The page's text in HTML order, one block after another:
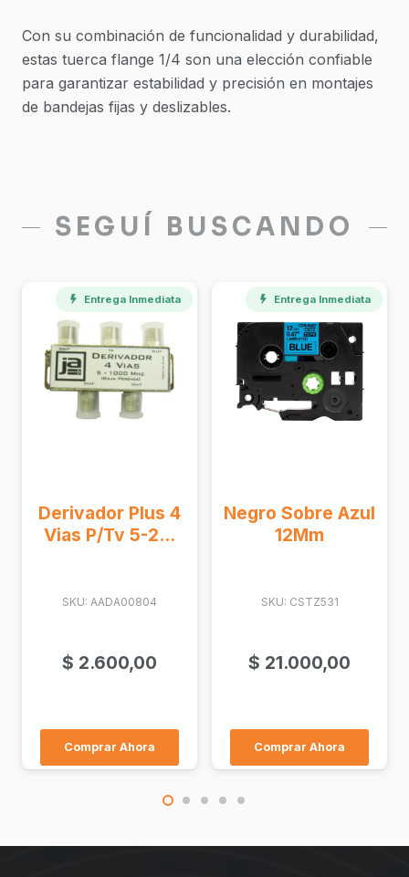
Con su combinación de funcionalidad y durabilidad,
estas tuerca flange 1/4 son una elección confiable
para garantizar estabilidad y precisión en montajes
de bandejas fijas y deslizables.
SEGUÍ BUSCANDO
Entrega Inmediata
Negro Sobre Azul
12Mm
SKU: CSTZ531
$21.000,00
Comprar Ahora
Disponible
Ongrid 5Kw 3F
SKU: PC-SUN-5K-G06P3-EU-
Comprar Ahora